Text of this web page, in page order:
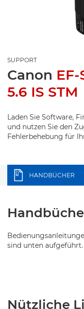
SUPPORT
Canon EF-
5.6 IS STM
Laden Sie Software,
und nutzen Sie den
Fehlerbehebung für
HANDBÜCHER
sind unten aufgeführt.
Nützliche